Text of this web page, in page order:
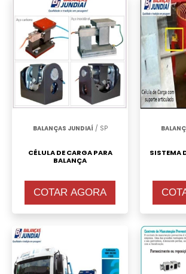
Veja mais:Calibração de
Manutenção de Balanças​|
Balança
|Conserto de
Calibragem de Balança .
BALANÇAS JUNDIAÍ / SP
CÉLULA DE CARGA PARA
BALANÇA
COTAR AGORA
SISTEMA